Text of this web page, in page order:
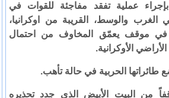
بإجراء عملية تفقد مفاجئة للقوات في
الغرب والوسط، القريبة من اوكرانيا،
في موقف يعمّق المخاوف من احتمال
الأوكرانية.
الحربية في حالة تأهب.
من البيت الأبيض الذي جدد تحذيره